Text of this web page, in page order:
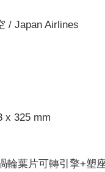
/ Japan Airlines
x 325 mm
輪葉片可轉引擎+塑